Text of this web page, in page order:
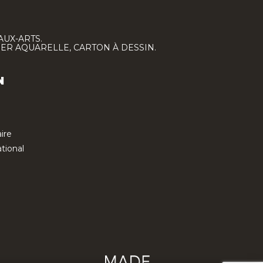
ARTS.
AQUARELLE, CARTON À DESSIN.